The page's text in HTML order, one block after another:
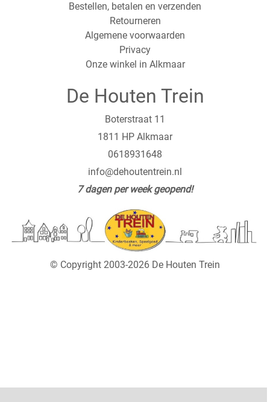
Bestellen, betalen en verzenden
Retourneren
Algemene voorwaarden
Privacy
Onze winkel in Alkmaar
De Houten Trein
Boterstraat 11
1811 HP Alkmaar
0618931648
info@dehoutentrein.nl
7 dagen per week geopend!
© Copyright 2003-2026 De Houten Trein